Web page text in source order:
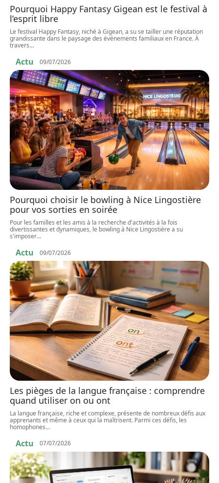
Pourquoi Happy Fantasy Gigean est le festival à
l’esprit libre
Le festival Happy Fantasy, niché à Gigean, a su se tailler une réputation
grandissante dans le paysage des événements familiaux en France. À
travers…
Actu 09/07/2026
Pourquoi choisir le bowling à Nice Lingostière
pour vos sorties en soirée
Pour les familles et les amis à la recherche d'activités à la fois
divertissantes et dynamiques, le bowling à Nice Lingostière a su
s'imposer…
Actu 09/07/2026
Les pièges de la langue française : comprendre
quand utiliser on ou ont
La langue française, riche et complexe, présente de nombreux défis aux
apprenants et même à ceux qui la maîtrisent. Parmi ces défis, les
homophones…
Actu 07/07/2026